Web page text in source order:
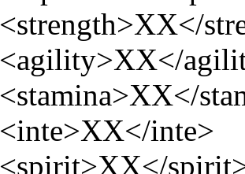
<strength>XX</
<agility>XX</
<stamina>XX</
<inte>XX</inte>
<spirit>XX</